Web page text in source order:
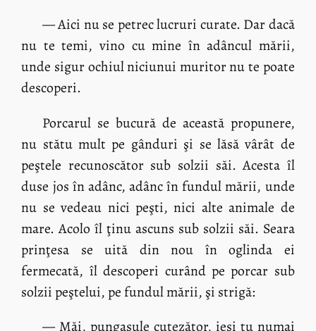
— Aici nu se petrec lucruri curate. Dar dacă
nu te temi, vino cu mine în adâncul mării,
unde sigur ochiul niciunui muritor nu te poate
descoperi.
Porcarul se bucură de această propunere,
nu stătu mult pe gânduri şi se lăsă vârât de
peştele recunoscător sub solzii săi. Acesta îl
duse jos în adânc, adânc în fundul mării, unde
nu se vedeau nici peşti, nici alte animale de
mare. Acolo îl ţinu ascuns sub solzii săi. Seara
prinţesa se uită din nou în oglinda ei
fermecată, îl descoperi curând pe porcar sub
solzii peştelui, pe fundul mării, şi strigă:
— Măi, pungaşule cutezător, ieşi tu numai